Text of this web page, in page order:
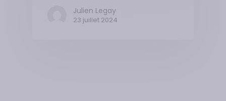
Julien Legay
23 juillet 2024